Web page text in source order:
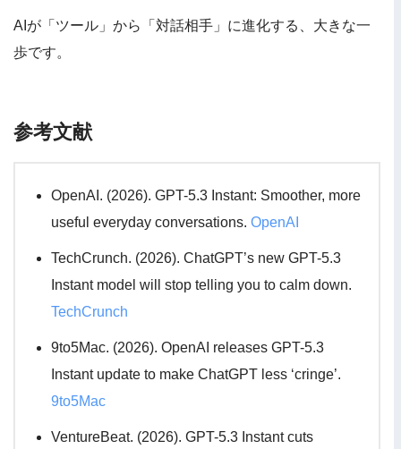
AIが「ツール」から「対話相手」に進化する、大きな一
歩です。
参考文献
OpenAI. (2026). GPT-5.3 Instant: Smoother, more
useful everyday conversations. OpenAI
TechCrunch. (2026). ChatGPT’s new GPT-5.3
Instant model will stop telling you to calm down.
TechCrunch
9to5Mac. (2026). OpenAI releases GPT-5.3
Instant update to make ChatGPT less ‘cringe’.
9to5Mac
VentureBeat. (2026). GPT-5.3 Instant cuts